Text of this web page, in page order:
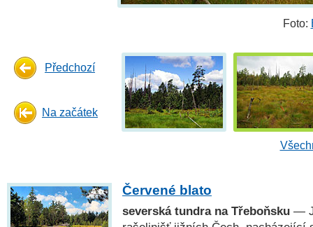
Foto:
Předchozí
Na začátek
Červené blato
severská tundra na Třeboňsku —